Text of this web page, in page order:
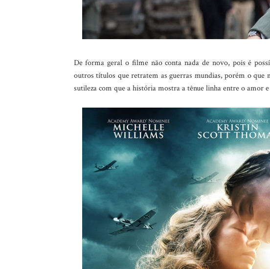
De forma geral o filme não conta nada de novo, pois é
outros títulos que retratem as guerras mundias, porém o
sutileza com que a história mostra a tênue linha entre o amor